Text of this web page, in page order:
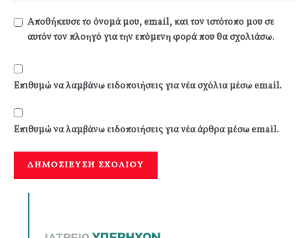
Αποθήκευσε το όνομά μου, email, και τον ιστότοπο μου σε
αυτόν τον πλοηγό για την επόμενη φορά που θα σχολιάσω.
Επιθυμώ να λαμβάνω ειδοποιήσεις για νέα σχόλια μέσω email.
Επιθυμώ να λαμβάνω ειδοποιήσεις για νέα άρθρα μέσω email.